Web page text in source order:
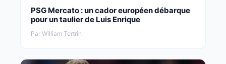
PSG Mercato : un cador européen débarque
pour un taulier de Luis Enrique
Par William Tertrin